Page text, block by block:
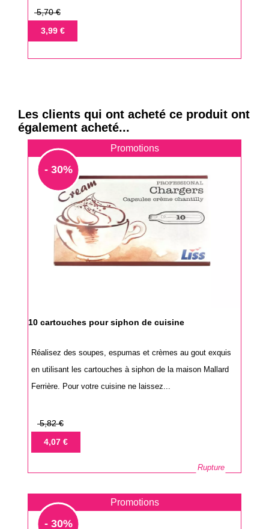
Prix
base
5,70 €
Prix3,99 €
Les clients qui ont acheté ce produit ont
également acheté...
Promotions
- 30%
10 cartouches pour siphon de cuisine
Réalisez des soupes, espumas et crèmes au gout exquis
en utilisant les cartouches à siphon de la maison Mallard
Ferrière. Pour votre cuisine ne laissez...
Prix
base
5,82 €
Prix4,07 €
Rupture
Promotions
- 30%